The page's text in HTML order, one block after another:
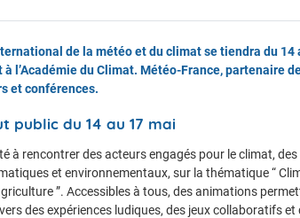
de la météo et du climat se tiendra du 14
à l’Académie du Climat. Météo-France, partenaire
et conférences.
public du 14 au 17 mai
à rencontrer des acteurs engagés pour le climat,
et environnementaux, sur la thématique “
”. Accessibles à tous, des animations
des expériences ludiques, des jeux collaboratifs